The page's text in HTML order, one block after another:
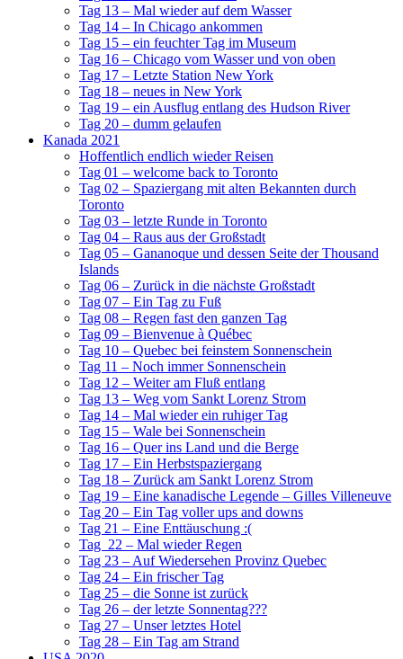
Tag 13 – Mal wieder auf dem Wasser
Tag 14 – In Chicago ankommen
Tag 15 – ein feuchter Tag im Museum
Tag 16 – Chicago vom Wasser und von oben
Tag 17 – Letzte Station New York
Tag 18 – neues in New York
Tag 19 – ein Ausflug entlang des Hudson River
Tag 20 – dumm gelaufen
Kanada 2021
Hoffentlich endlich wieder Reisen
Tag 01 – welcome back to Toronto
Tag 02 – Spaziergang mit alten Bekannten durch
Toronto
Tag 03 – letzte Runde in Toronto
Tag 04 – Raus aus der Großstadt
Tag 05 – Gananoque und dessen Seite der Thousand
Islands
Tag 06 – Zurück in die nächste Großstadt
Tag 07 – Ein Tag zu Fuß
Tag 08 – Regen fast den ganzen Tag
Tag 09 – Bienvenue à Québec
Tag 10 – Quebec bei feinstem Sonnenschein
Tag 11 – Noch immer Sonnenschein
Tag 12 – Weiter am Fluß entlang
Tag 13 – Weg vom Sankt Lorenz Strom
Tag 14 – Mal wieder ein ruhiger Tag
Tag 15 – Wale bei Sonnenschein
Tag 16 – Quer ins Land und die Berge
Tag 17 – Ein Herbstspaziergang
Tag 18 – Zurück am Sankt Lorenz Strom
Tag 19 – Eine kanadische Legende – Gilles Villeneuve
Tag 20 – Ein Tag voller ups and downs
Tag 21 – Eine Enttäuschung :(
Tag 22 – Mal wieder Regen
Tag 23 – Auf Wiedersehen Provinz Quebec
Tag 24 – Ein frischer Tag
Tag 25 – die Sonne ist zurück
Tag 26 – der letzte Sonnentag???
Tag 27 – Unser letztes Hotel
Tag 28 – Ein Tag am Strand